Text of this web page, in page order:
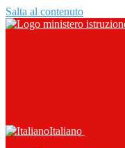
Salta al contenuto
Italiano